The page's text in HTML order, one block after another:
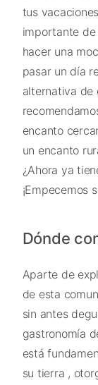
tus
importante de
hacer una
pasar un día
alternativa de
encanto
un encanto
¿Ahora ya
¡Empecemos
Dónde
Aparte de
de esta
sin antes
gastronomía
está
su tierra ,